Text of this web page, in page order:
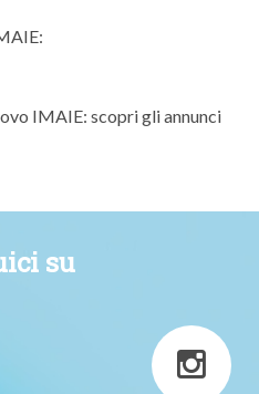
IMAIE: scopri gli annunci
su